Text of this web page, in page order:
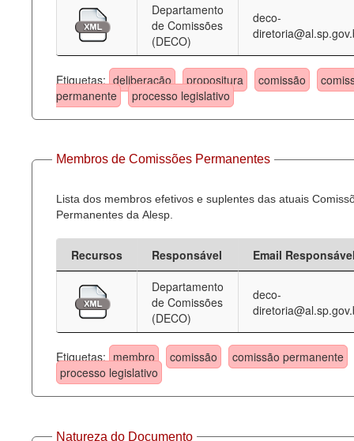
Departamento
de Comissões
(DECO)
deco-
Etiquetas: deliberação propositura comissão
permanente
processo legislativo
Membros de Comissões Permanentes
Lista dos membros efetivos e suplentes das atuais
Permanentes da Alesp.
Recursos Responsável
Email
Departamento
de Comissões
(DECO)
deco-
Etiquetas: membro comissão
comissão permanente
processo legislativo
Natureza do Documento